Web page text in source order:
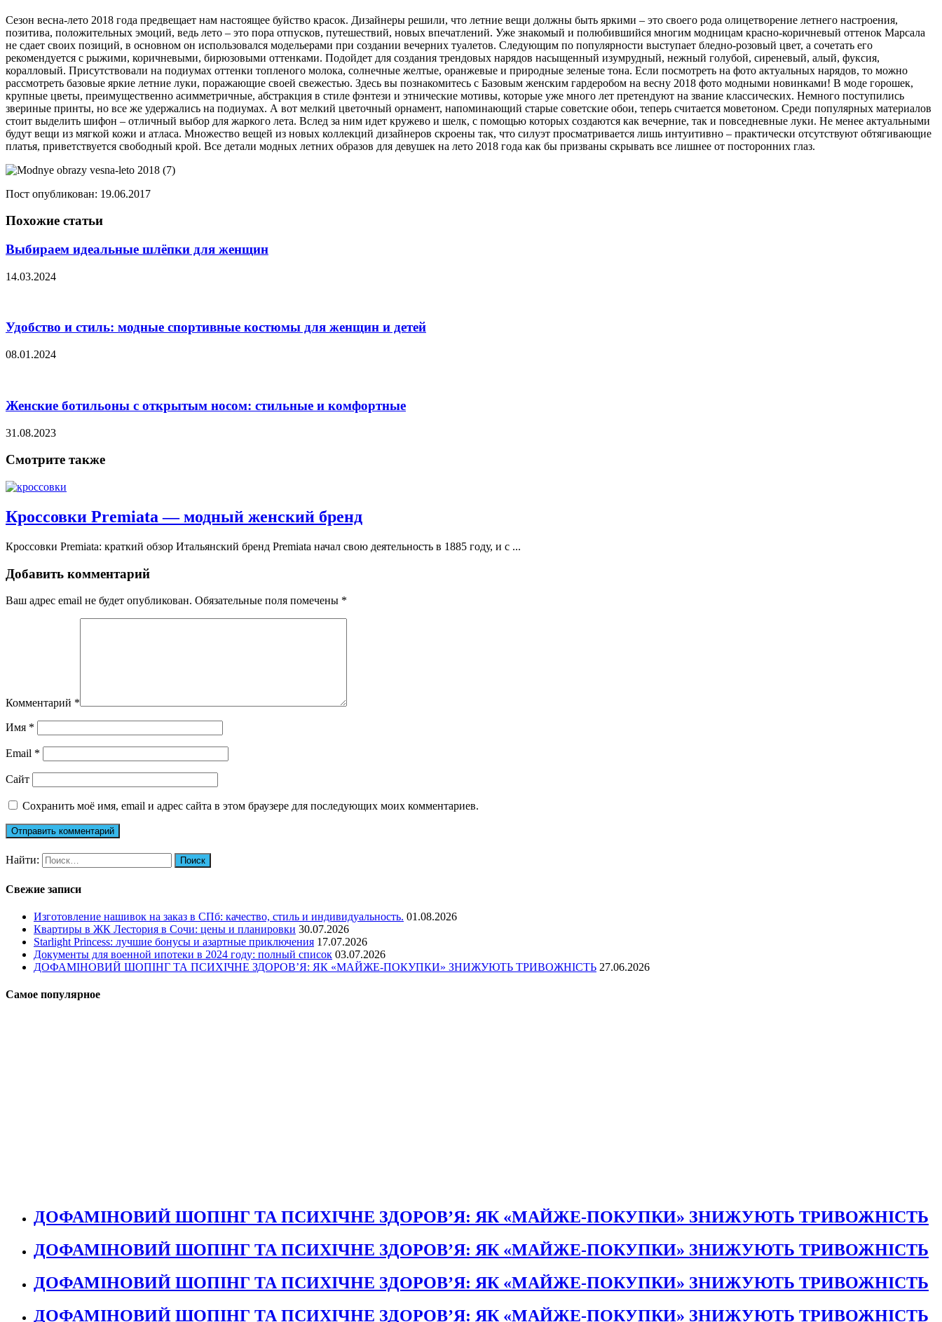
Сезон весна-лето 2018 года предвещает нам настоящее буйство красок. Дизайнеры решили, что летние вещи должны быть яркими – это своего рода олицетворение летнего настроения,
позитива, положительных эмоций, ведь лето – это пора отпусков, путешествий, новых впечатлений. Уже знакомый и полюбившийся многим модницам красно-коричневый оттенок Марсала
не сдает своих позиций, в основном он использовался модельерами при создании вечерних туалетов. Следующим по популярности выступает бледно-розовый цвет, а сочетать его
рекомендуется с рыжими, коричневыми, бирюзовыми оттенками. Подойдет для создания трендовых нарядов насыщенный изумрудный, нежный голубой, сиреневый, алый, фуксия,
коралловый. Присутствовали на подиумах оттенки топленого молока, солнечные желтые, оранжевые и природные зеленые тона. Если посмотреть на фото актуальных нарядов, то можно
рассмотреть базовые яркие летние луки, поражающие своей свежестью. Здесь вы познакомитесь с Базовым женским гардеробом на весну 2018 фото модными новинками! В моде горошек,
крупные цветы, преимущественно асимметричные, абстракция в стиле фэнтези и этнические мотивы, которые уже много лет претендуют на звание классических. Немного поступились
звериные принты, но все же удержались на подиумах. А вот мелкий цветочный орнамент, напоминающий старые советские обои, теперь считается моветоном. Среди популярных материалов
стоит выделить шифон – отличный выбор для жаркого лета. Вслед за ним идет кружево и шелк, с помощью которых создаются как вечерние, так и повседневные луки. Не менее актуальными
будут вещи из мягкой кожи и атласа. Множество вещей из новых коллекций дизайнеров скроены так, что силуэт просматривается лишь интуитивно – практически отсутствуют обтягивающие
платья, приветствуется свободный крой. Все детали модных летних образов для девушек на лето 2018 года как бы призваны скрывать все лишнее от посторонних глаз.
Пост опубликован: 19.06.2017
Похожие статьи
Выбираем идеальные шлёпки для женщин
14.03.2024
Удобство и стиль: модные спортивные костюмы для женщин и детей
08.01.2024
Женские ботильоны с открытым носом: стильные и комфортные
31.08.2023
Смотрите также
Кроссовки Premiata — модный женский бренд
Кроссовки Premiata: краткий обзор Итальянский бренд Premiata начал свою деятельность в 1885 году, и с ...
Добавить комментарий
Ваш адрес email не будет опубликован. Обязательные поля помечены *
Комментарий *
Имя *
Email *
Сайт
Сохранить моё имя, email и адрес сайта в этом браузере для последующих моих комментариев.
Найти:
Свежие записи
Изготовление нашивок на заказ в СПб: качество, стиль и индивидуальность. 01.08.2026
Квартиры в ЖК Лестория в Сочи: цены и планировки 30.07.2026
Starlight Princess: лучшие бонусы и азартные приключения 17.07.2026
Документы для военной ипотеки в 2024 году: полный список 03.07.2026
ДОФАМІНОВИЙ ШОПІНГ ТА ПСИХІЧНЕ ЗДОРОВ’Я: ЯК «МАЙЖЕ-ПОКУПКИ» ЗНИЖУЮТЬ ТРИВОЖНІСТЬ 27.06.2026
Самое популярное
ДОФАМІНОВИЙ ШОПІНГ ТА ПСИХІЧНЕ ЗДОРОВ’Я: ЯК «МАЙЖЕ-ПОКУПКИ» ЗНИЖУЮТЬ ТРИВОЖНІСТЬ
ДОФАМІНОВИЙ ШОПІНГ ТА ПСИХІЧНЕ ЗДОРОВ’Я: ЯК «МАЙЖЕ-ПОКУПКИ» ЗНИЖУЮТЬ ТРИВОЖНІСТЬ
ДОФАМІНОВИЙ ШОПІНГ ТА ПСИХІЧНЕ ЗДОРОВ’Я: ЯК «МАЙЖЕ-ПОКУПКИ» ЗНИЖУЮТЬ ТРИВОЖНІСТЬ
ДОФАМІНОВИЙ ШОПІНГ ТА ПСИХІЧНЕ ЗДОРОВ’Я: ЯК «МАЙЖЕ-ПОКУПКИ» ЗНИЖУЮТЬ ТРИВОЖНІСТЬ